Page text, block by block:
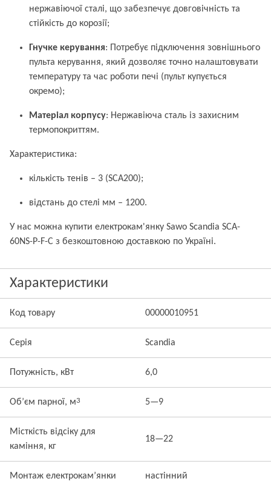
нержавіючої сталі, що забезпечує довговічність та
стійкість до корозії;
Гнучке керування: Потребує підключення зовнішнього
пульта керування, який дозволяє точно налаштовувати
температуру та час роботи печі (пульт купується
окремо);
Матеріал корпусу: Нержавіюча сталь із захисним
термопокриттям.
Характеристика:
кількість тенів – 3 (SCA200);
відстань до стелі мм – 1200.
У нас можна купити електрокам'янку Sawo Scandia SCA-
60NS-P-F-C з безкоштовною доставкою по Україні.
Характеристики
Код товару 00000010951
Серія Scandia
Потужність, кВт 6,0
Об’єм парної, м3 5—9
Місткість відсіку для
каміння, кг
18—22
Монтаж електрокам’янки настінний